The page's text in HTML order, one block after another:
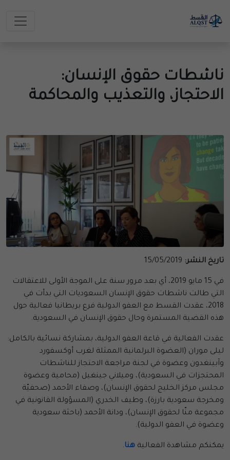
ناشطات حقوق الإنسان:
الاحتجاز، والتعذيب والمحاكمة
تاريخ النشر:
في 15 مايو 2019، أي بعد مرور سنة على الموجة الأولى للاعتقالات
التي طالت ناشطات حقوق الإنسان السعوديات التي بدأت في
2018، عقدت القسط مع العفو الدولية فرع بريطانيا فعالية حول
هذه القضية المستمرة وحال حقوق الإنسان في السعودية.
عقدت الفعالية في قاعة العفو الدولية، بمشاركة نسائية بالكامل:
ليلى موران (العضوة البرلمانية الممثلة لغرب أوكسفورد
وآبينغدون وعضوة في لجنة مراجعة الاحتجاز للناشطات
المحتجزات في السعودية)، وميلاني جينغيل (محامية وعضوة
مجلس مركز الخليج لحقوق الإنسان)، وصفاء الأحمد (صحفيّة
ومخرجة سعودية بارزة)، وطيف الخدري (المسؤولة القانونية في
مجموعة منّا لحقوق الإنسان)، ودانة الأحمد (باحثة سعودية
وعضوة في العفو الدولية).
يمكنكم مشاهدة الفعالية هنا.